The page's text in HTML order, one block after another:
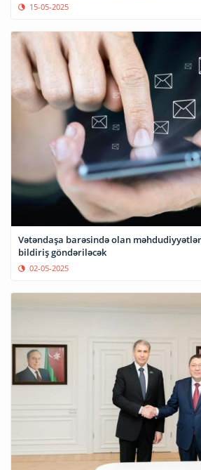
15-05-2025
Vətəndaşa barəsində olan
bildiriş göndəriləcək
02-05-2025